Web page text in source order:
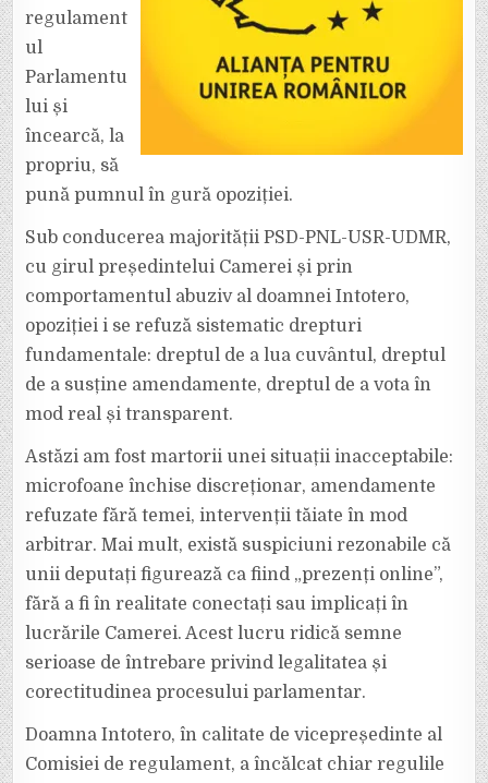
regulament
ul
Parlamentu
lui și
încearcă, la
propriu, să
pună pumnul în gură opoziției.
Sub conducerea majorității PSD-PNL-USR-UDMR,
cu girul președintelui Camerei și prin
comportamentul abuziv al doamnei Intotero,
opoziției i se refuză sistematic drepturi
fundamentale: dreptul de a lua cuvântul, dreptul
de a susține amendamente, dreptul de a vota în
mod real și transparent.
Astăzi am fost martorii unei situații inacceptabile:
microfoane închise discreționar, amendamente
refuzate fără temei, intervenții tăiate în mod
arbitrar. Mai mult, există suspiciuni rezonabile că
unii deputați figurează ca fiind „prezenți online”,
fără a fi în realitate conectați sau implicați în
lucrările Camerei. Acest lucru ridică semne
serioase de întrebare privind legalitatea și
corectitudinea procesului parlamentar.
Doamna Intotero, în calitate de vicepreședinte al
Comisiei de regulament, a încălcat chiar regulile